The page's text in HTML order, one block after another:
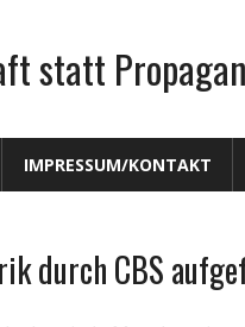
statt
IMPRESSUM/KONTAKT
durch CBS